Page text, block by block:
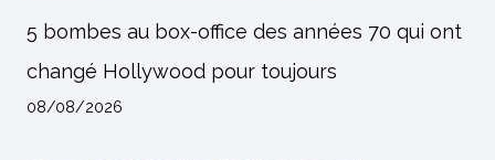
5 bombes au box-office des années 70 qui ont
changé Hollywood pour toujours
08/08/2026